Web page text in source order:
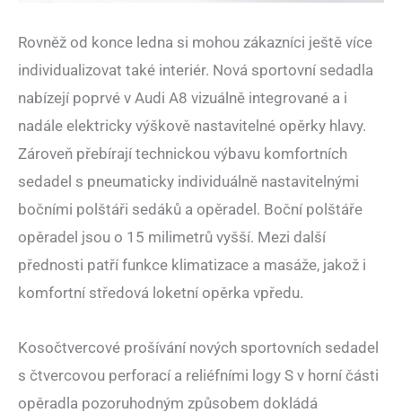
Rovněž od konce ledna si mohou zákazníci ještě více
individualizovat také interiér. Nová sportovní sedadla
nabízejí poprvé v Audi A8 vizuálně integrované a i
nadále elektricky výškově nastavitelné opěrky hlavy.
Zároveň přebírají technickou výbavu komfortních
sedadel s pneumaticky individuálně nastavitelnými
bočními polštáři sedáků a opěradel. Boční polštáře
opěradel jsou o 15 milimetrů vyšší. Mezi další
přednosti patří funkce klimatizace a masáže, jakož i
komfortní středová loketní opěrka vpředu.
Kosočtvercové prošívání nových sportovních sedadel
s čtvercovou perforací a reliéfními logy S v horní části
opěradla pozoruhodným způsobem dokládá